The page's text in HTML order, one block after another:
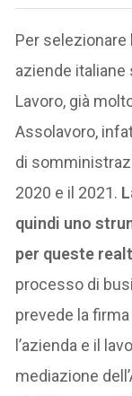
Per
aziende italiane
Lavoro, già
Assolavoro,
di
2020 e il 2021.
quindi uno
per queste
processo di
prevede la
l’azienda e il
mediazione